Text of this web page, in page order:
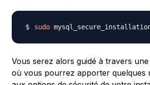
sudo
Vous serez alors guidé à travers une
où vous pourrez apporter quelques